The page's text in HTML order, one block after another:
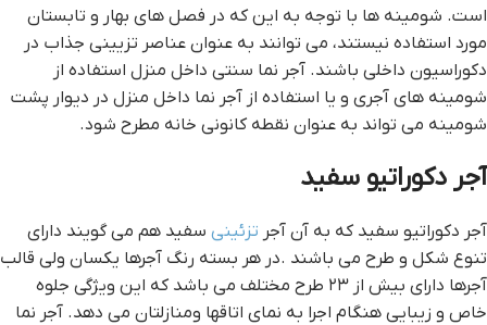
است. شومینه ها با توجه به این که در فصل های بهار و تابستان
مورد استفاده نیستند، می توانند به عنوان عناصر تزیینی جذاب در
دکوراسیون داخلی باشند. آجر نما سنتی داخل منزل استفاده از
شومینه های آجری و یا استفاده از آجر نما داخل منزل در دیوار پشت
شومینه می تواند به عنوان نقطه کانونی خانه مطرح شود.
آجر دکوراتیو سفید
آجر دکوراتیو سفید که به آن آجر تزئینی سفید هم می گویند دارای
تنوع شکل و طرح می باشند .در هر بسته رنگ آجرها یکسان ولی قالب
آجرها دارای بیش از ۲۳ طرح مختلف می باشد که این ویژگی جلوه
خاص و زیبایی هنگام اجرا به نمای اتاقها ومنازلتان می دهد. آجر نما